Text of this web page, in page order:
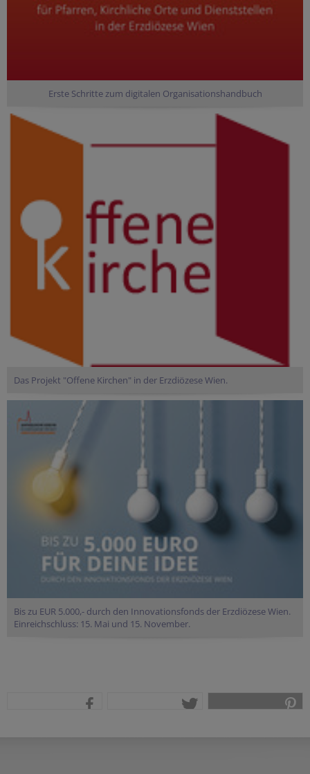
Erste Schritte zum digitalen Organisationshandbuch
Das Projekt "Offene Kirchen" in der Erzdiözese Wien.
Bis zu EUR 5.000,- durch den Innovationsfonds der Erzdiözese Wien.
Einreichschluss: 15. Mai und 15. November.